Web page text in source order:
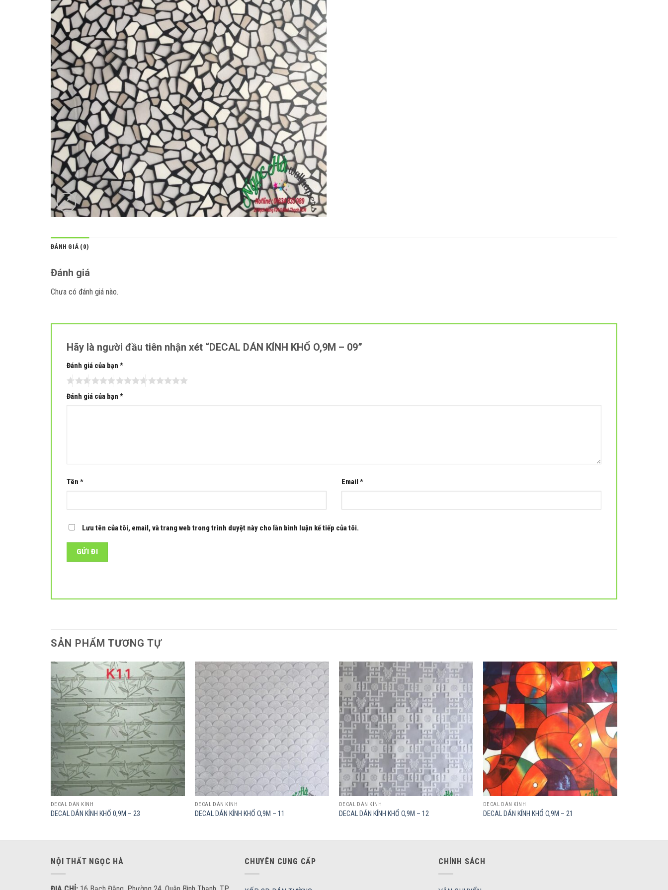
ĐÁNH GIÁ (0)
Đánh giá
Chưa có đánh giá nào.
Hãy là người đầu tiên nhận xét “DECAL DÁN KÍNH KHỔ O,9M – 09”
Đánh giá của bạn *
Đánh giá của bạn *
Tên * Email *
Lưu tên của tôi, email, và trang web trong trình duyệt này cho lần bình luận kế tiếp của tôi.
SẢN PHẨM TƯƠNG TỰ
Add to
wishlist
DECAL DÁN KÍNH
DECAL DÁN KÍNH KHỔ 0,9M – 23
Add to
wishlist
DECAL DÁN KÍNH
DECAL DÁN KÍNH KHỔ O,9M – 11
Add to
wishlist
DECAL DÁN KÍNH
DECAL DÁN KÍNH KHỔ O,9M – 12
Add to
wishlist
DECAL DÁN KÍNH
DECAL DÁN KÍNH KHỔ O,9M – 21
NỘI THẤT NGỌC HÀ CHUYÊN CUNG CẤP CHÍNH SÁCH